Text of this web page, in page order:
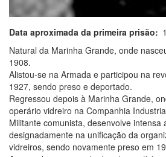
Data aproximada da primeira prisão
Natural da Marinha Grande, onde
1908.
Alistou-se na Armada e participou na
1927, sendo preso e deportado.
Regressou depois à Marinha Grande,
operário vidreiro na Companhia
Militante comunista, desenvolve intensa
designadamente na unificação da
vidreiros, sendo novamente preso em